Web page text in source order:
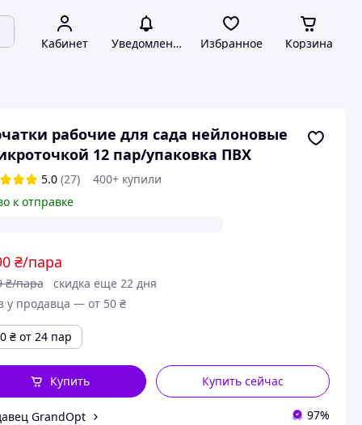
Кабинет Уведомления Избранное Корзина
рабочие для сада нейлоновые
12 пар/упаковка ПВХ
5.0 (27)
400+ купили
к отправке
₴/пара
₴/пара
скидка еще 22 дня
у продавца — от 50 ₴
₴ от 24 пар
Купить сейчас
Купить
GrandOpt 97%